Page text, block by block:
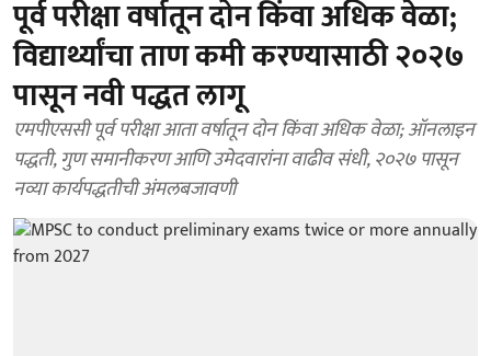
पूर्व परीक्षा वर्षातून दोन किंवा अधिक वेळा;
विद्यार्थ्यांचा ताण कमी करण्यासाठी २०२७
पासून नवी पद्धत लागू
एमपीएससी पूर्व परीक्षा आता वर्षातून दोन किंवा अधिक वेळा; ऑनलाइन
पद्धती, गुण समानीकरण आणि उमेदवारांना वाढीव संधी, २०२७ पासून
नव्या कार्यपद्धतीची अंमलबजावणी